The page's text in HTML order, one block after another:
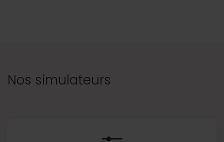
Nos simulateurs